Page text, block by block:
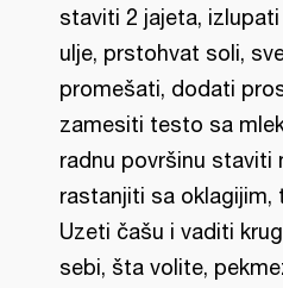
staviti 2 jajeta,
ulje, prstohvat soli,
promešati, dodati
zamesiti testo sa
radnu površinu staviti
rastanjiti sa oklagijim,
Uzeti čašu i vaditi
sebi, šta volite,